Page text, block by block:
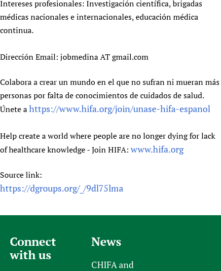
Intereses profesionales: Investigación científica, brigadas
médicas nacionales e internacionales, educación médica
continua.
Dirección Email: jobmedina AT gmail.com
Colabora a crear un mundo en el que no sufran ni mueran más
personas por falta de conocimientos de cuidados de salud.
Únete ahttps://www.hifa.org/join/unase-hifa-espanol
Help create a world where people are no longer dying for lack
of healthcare knowledge - Join HIFA: www.hifa.org
Source link:
https://dgroups.org/_/9dl75lma
Connect
with us
News
CHIFA and